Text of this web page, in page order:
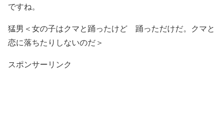
ですね。
猛男＜女の子はクマと踊ったけど 踊っただけだ。クマと
恋に落ちたりしないのだ＞
スポンサーリンク